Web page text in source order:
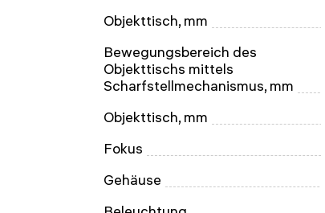
Objekttisch, mm
Bewegungsbereich des
Objekttischs mittels
Scharfstellmechanismus, mm
Objekttisch, mm
Fokus
Gehäuse